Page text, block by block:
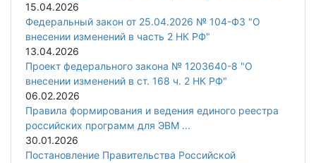
15.04.2026
Федеральный закон от 25.04.2026 № 104-ФЗ "О
внесении изменений в часть 2 НК РФ"
13.04.2026
Проект федерального закона № 1203640-8 "О
внесении изменений в ст. 168 ч. 2 НК РФ"
06.02.2026
Правила формирования и ведения единого реестра
российских программ для ЭВМ ...
30.01.2026
Постановление Правительства Российской